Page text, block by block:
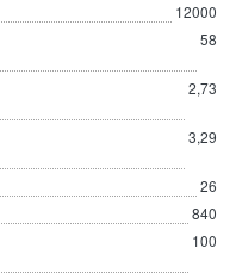
12000
58
2,73
3,29
26
840
100